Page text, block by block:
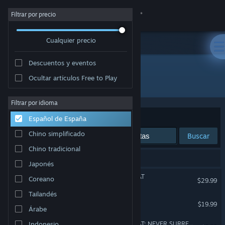
Iniciar sesión
Acerca de
Soporte
Cambiar idioma
Descargar Steam Mobile
Ver versión clásica
Filtrar por precio
Cualquier precio
Descuentos y eventos
Ocultar artículos Free to Play
Filtrar por idioma
Español de España
Chino simplificado
Chino tradicional
Japonés
Coreano
Tailandés
Árabe
Desarrollador: Odders Lab
Ordenar por Relevancia
Buscar
LES MILLS XR BODYCOMBAT
$29.99
$19.99
LES MILLS XR BODYCOMBAT: NEVER SURRENDER